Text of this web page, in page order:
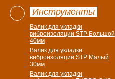
Инструменты
Валик для укладки
виброизоляции STP Большой
40мм
Валик для укладки
виброизоляции STP Малый
30мм
Валик для укладки